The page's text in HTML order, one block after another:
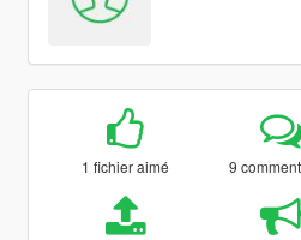
1 fichier aimé 9